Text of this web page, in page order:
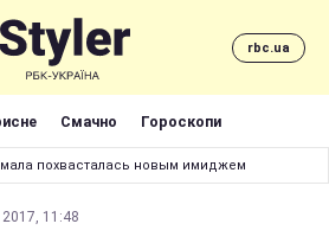
rbc.ua
Смачно Гороскопи
похвасталась новым имиджем
11:48